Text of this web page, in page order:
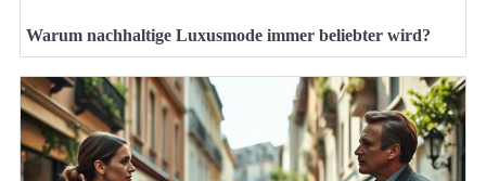
Warum nachhaltige Luxusmode immer beliebter wird?